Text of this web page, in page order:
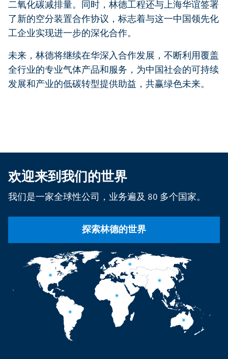
二氧化碳减排量。同时，林德工程还与上海华谊签署
了新的空分装置合作协议，标志着与这一中国领先化
工企业实现进一步的深化合作。
未来，林德将继续在华深入合作发展，不断利用覆盖
全行业的专业气体产品和服务，为中国社会的可持续
发展和产业的低碳转型提供助益，共赢绿色未来。
欢迎来到我们的世界
我们是一家全球性公司，业务遍及 80 多个国家。
探索林德的世界